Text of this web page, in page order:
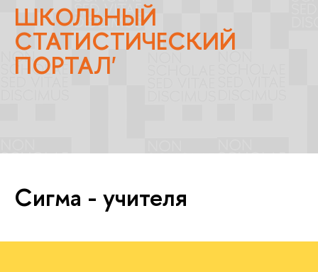
ШКОЛЬНЫЙ
СТАТИСТИЧЕСКИЙ
ПОРТАЛ'
Сигма - учителя